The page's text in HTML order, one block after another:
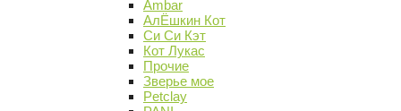
Ambar
АлЁшкин Кот
Си Си Кэт
Кот Лукас
Прочие
Зверье мое
Petclay